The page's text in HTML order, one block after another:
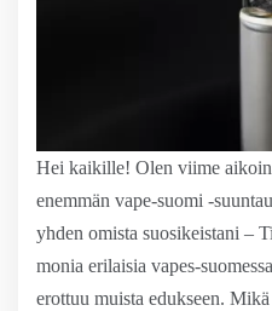
Hei kaikille! Olen viime
enemmän vape-suomi -
yhden omista suosikeistani –
monia erilaisia vapes-
erottuu muista edukseen.